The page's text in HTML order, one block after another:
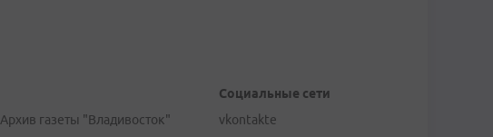
Архив газеты "Владивосток"
Социальные сети
vkontakte